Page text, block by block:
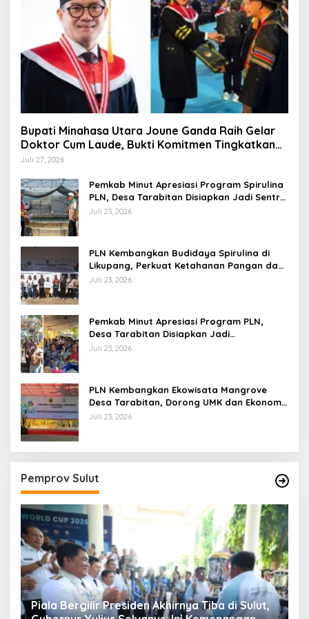
Bupati Minahasa Utara Joune Ganda Raih Gelar
Doktor Cum Laude, Bukti Komitmen Tingkatkan
Kualitas Kepemimpinan
Juli 27, 2026
Pemkab Minut Apresiasi Program Spirulina
PLN, Desa Tarabitan Disiapkan Jadi Sentra
Pangan Berbasis Energi Bersih
Juli 23, 2026
PLN Kembangkan Budidaya Spirulina di
Likupang, Perkuat Ketahanan Pangan dan
Ekonomi Masyarakat
Juli 23, 2026
Pemkab Minut Apresiasi Program PLN,
Desa Tarabitan Disiapkan Jadi
Percontohan Ekowisata Berdaya Saing
Juli 23, 2026
PLN Kembangkan Ekowisata Mangrove
Desa Tarabitan, Dorong UMK dan Ekonomi
Berkelanjutan di Likupang
Juli 23, 2026
Pemprov Sulut
Piala Bergilir Presiden Akhirnya Tiba di Sulut,